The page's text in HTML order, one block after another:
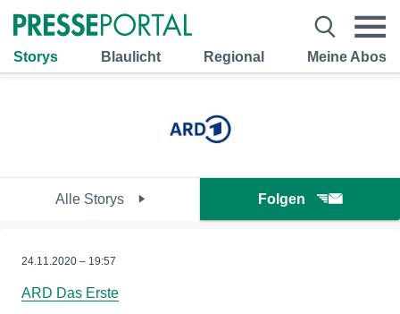
Storys Blaulicht Regional Meine Abos
Alle Storys Folgen
24.11.2020 – 19:57
ARD Das Erste